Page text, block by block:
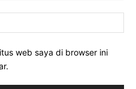
web saya di browser ini